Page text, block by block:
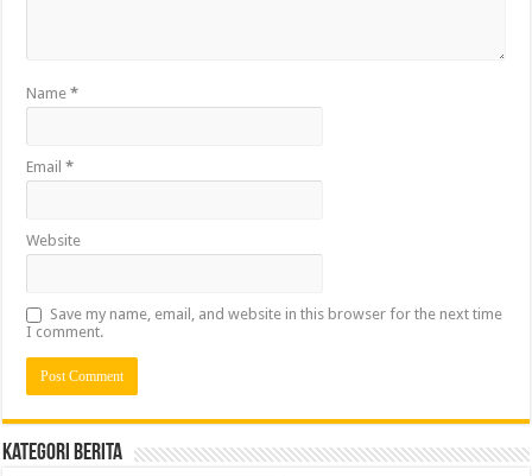
Name*
Email*
Website
Save my name, email, and website in this browser for the next time
I comment.
Kategori Berita